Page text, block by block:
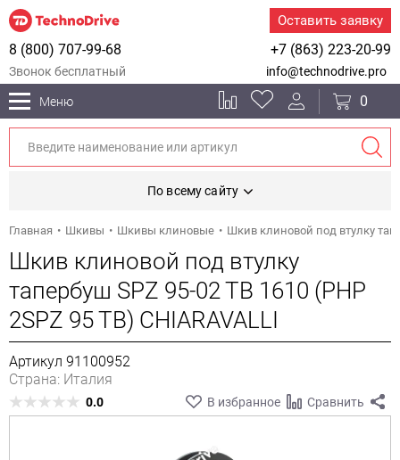
Оставить заявку
+7 (863) 223-20-99
8 (800) 707-99-68
Звонок бесплатный info@technodrive.pro
Меню 0
По всему сайту
Главная Шкивы Шкивы клиновые Шкив клиновой под втулку
Шкив клиновой под втулку
тапербуш SPZ 95-02 TB 1610 (PHP
2SPZ 95 TB) CHIARAVALLI
Артикул 91100952
Страна: Италия
0.0 В избранное Сравнить